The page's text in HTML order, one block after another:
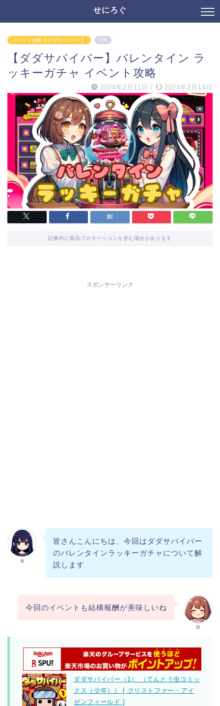
せにろぐ
イベント攻略【ダダサバイバー】 PR
【ダダサバイバー】バレンタイン ラ
ッキーガチャ イベント攻略
2024年2月11日 / 2024年2月14日
記事内に商品プロモーションを含む場合があります
スポンサーリンク
奏
皆さんこんにちは、今回はダダサバイバー
のバレンタインラッキーガチャについて解
説します
茜
今回のイベントも結構報酬が美味しいね
ダダサバイバー（1） （てんとう虫コミッ
クス（少年）） [ クリストファー・アイ
ゼンフィールド ]